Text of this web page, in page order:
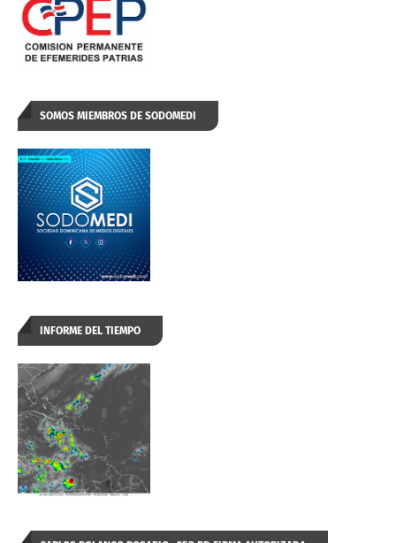
SOMOS MIEMBROS DE SODOMEDI
INFORME DEL TIEMPO